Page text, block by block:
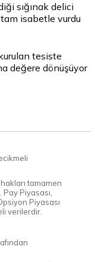
sığınak delici
isabetle vurdu
tesiste
değere dönüşüyor
tamamen
Piyasası,
Piyasası
verilerdir.